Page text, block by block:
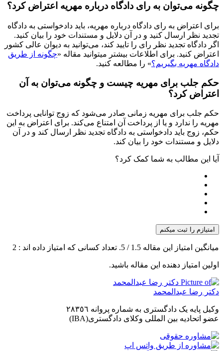
چگونه می‌توان به رای دادگاه درباره مهریه اعتراض کرد؟
برای اعتراض به رای دادگاه درباره مهریه، باید دادخواستی به دادگاه
تجدید نظر ارسال کنید و در آن دلایل و مستندات خود را بیان کنید.
اگر دادگاه تجدید نظر رای را تایید کند، می‌توانید به دیوان عالی کشور
اعتراض کنید. برای اطلاعات بیشتر میتوانید مقاله «چگونه از طریق
دادگاه مهریه بگیریم؟» را مطالعه کنید.
حکم جلب برای مهریه چیست و چگونه می‌توان به آن
اعتراض کرد؟
حکم جلب برای مهریه زمانی صادر می‌شود که زوج توانایی پرداخت
مهریه را ندارد و یا از پرداخت آن امتناع می‌کند. برای اعتراض به این
حکم، زوج باید دادخواستی به دادگاه تجدید نظر ارسال کند و در آن
دلایل و مستندات خود را بیان کند.
آیا این مطالب به شما کمک کرد؟
امتیازم را ثبت میکنم
میانگین امتیاز این مقاله 1.5 / 5. تعداد کسانی که امتیاز داده اند : 2
اولین امتیاز دهنده این مقاله باشید.
دکتر رضا عبدالمحمد
وکیل پایه یک دادگستری به شماره پروانه ٢٨٣٥٦
عضو اتحادیه بین المللی وکلای دادگستری(IBA)